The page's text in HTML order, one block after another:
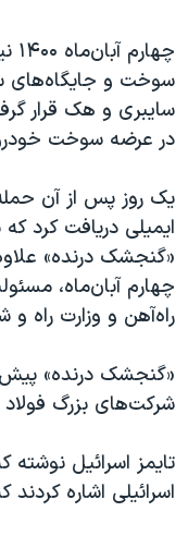
سوخت و جایگاه‌های
سایبری و هک قرار
در عرضه سوخت
یک روز پس از آن
ایمیلی دریافت کرد
«گنجشک درنده»
چهارم آبان‌ماه،
راه‌آهن و وزارت راه و
«گنجشک درنده» پیش
شرکت‌های بزرگ فولاد
تایمز اسرائیل نوشته
اسرائیلی اشاره